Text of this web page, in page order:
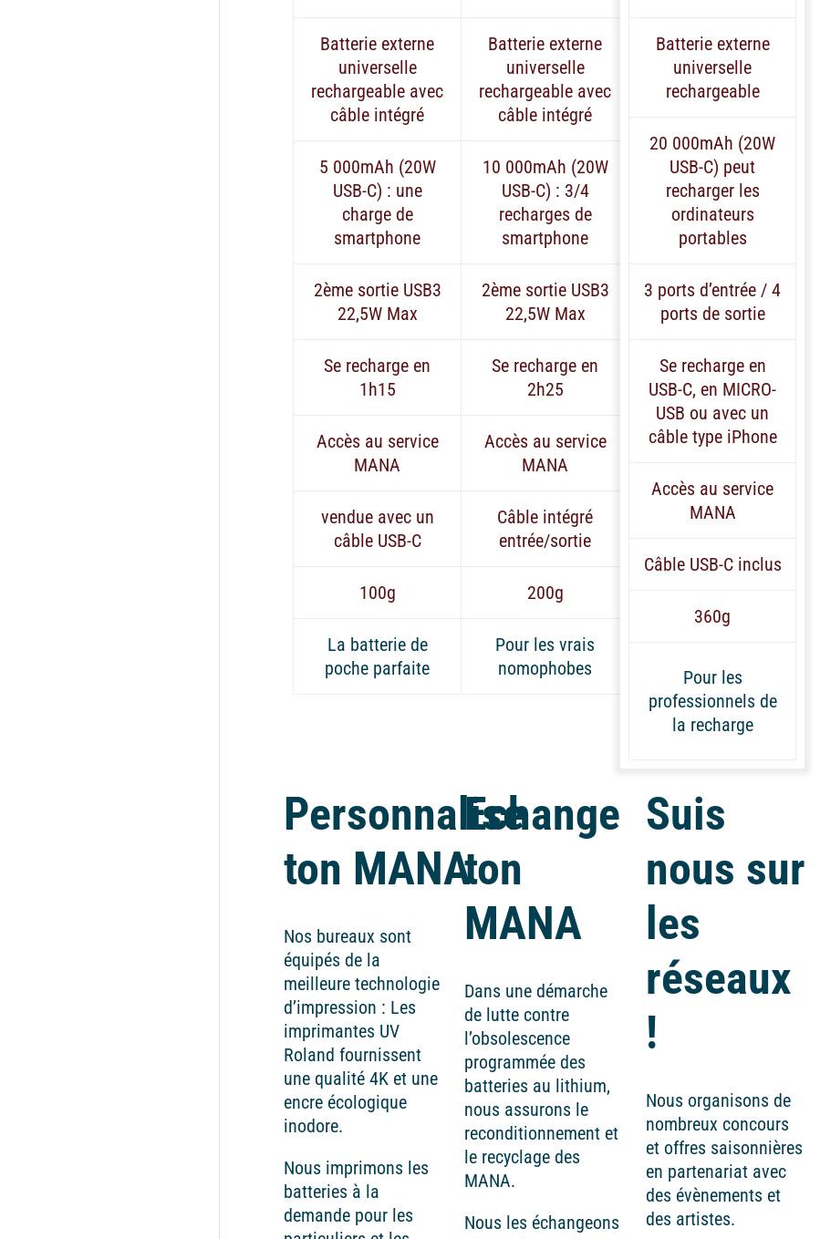
Batterie externe
universelle
rechargeable avec
câble intégré
5 000mAh (20W
USB-C) : une
charge de
smartphone
2ème sortie USB3
22,5W Max
Se recharge en
1h15
Accès au service
MANA
vendue avec un
câble USB-C
100g
La batterie de
poche parfaite
Batterie externe
universelle
rechargeable avec
câble intégré
10 000mAh (20W
USB-C) : 3/4
recharges de
smartphone
2ème sortie USB3
22,5W Max
Se recharge en
2h25
Accès au service
MANA
Câble intégré
entrée/sortie
200g
Pour les vrais
nomophobes
Batterie externe
universelle
rechargeable
20 000mAh (20W
USB-C) peut
recharger les
ordinateurs
portables
3 ports d’entrée / 4
ports de sortie
Se recharge en
USB-C, en MICRO-
USB ou avec un
câble type iPhone
Accès au service
MANA
Câble USB-C inclus
360g
Pour les
professionnels de
la recharge
Personnalise
ton MANA
Nos bureaux sont
équipés de la
meilleure technologie
d’impression : Les
imprimantes UV
Roland fournissent
une qualité 4K et une
encre écologique
inodore.
Nous imprimons les
batteries à la
demande pour les
Echange
ton
MANA
Dans une démarche
de lutte contre
l’obsolescence
programmée des
batteries au lithium,
nous assurons le
reconditionnement et
le recyclage des
MANA.
Nous les échangeons
Suis
nous sur
les
réseaux
!
Nous organisons de
nombreux concours
et offres saisonnières
en partenariat avec
des évènements et
des artistes.